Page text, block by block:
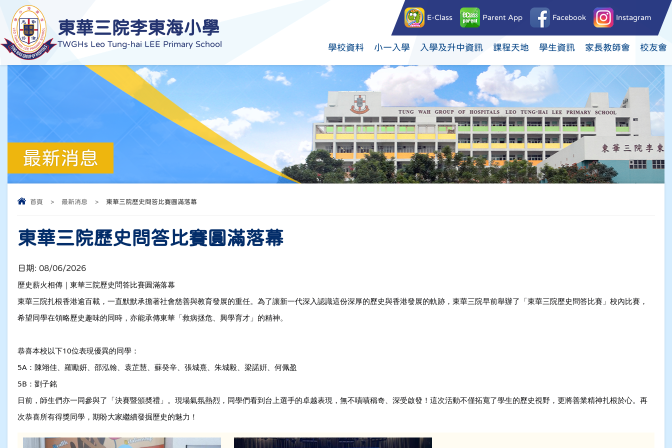
東華三院李東海小學
TWGHs Leo Tung-hai LEE Primary School
E-Class Parent App Facebook Instagram
學校資料 小一入學 入學及升中資訊 課程天地 學生資訊 家長教師會 校友會
最新消息
首頁 > 最新消息 > 東華三院歷史問答比賽圓滿落幕
東華三院歷史問答比賽圓滿落幕
日期: 08/06/2026
歷史薪火相傳 ｜東華三院歷史問答比賽圓滿落幕
東華三院扎根香港逾百載，一直默默承擔著社會慈善與教育發展的重任。為了讓新一代深入認識這份深厚的歷史與香港發展的軌跡，東華三院早前舉辦了「東華三院歷史問答比賽」校內比賽，
希望同學在領略歷史趣味的同時，亦能承傳東華「救病拯危、興學育才」的精神。
恭喜本校以下10位表現優異的同學：
5A：陳翊佳、羅勵妍、邵泓翰、袁芷慧、蘇癸辛、張城熹、朱城毅、梁諾姸、何佩盈
5B：劉子銘
日前，師生們亦一同參與了「決賽暨頒奬禮」。現場氣氛熱烈，同學們看到台上選手的卓越表現，無不嘖嘖稱奇、深受啟發！這次活動不僅拓寬了學生的歷史視野，更將善業精神扎根於心。再
次恭喜所有得獎同學，期盼大家繼續發掘歷史的魅力！